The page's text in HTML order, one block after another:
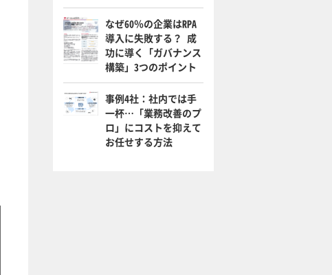
なぜ60％の企業はRPA
導入に失敗する？ 成
功に導く「ガバナンス
構築」3つのポイント
事例4社：社内では手
一杯…「業務改善のプ
ロ」にコストを抑えて
お任せする方法